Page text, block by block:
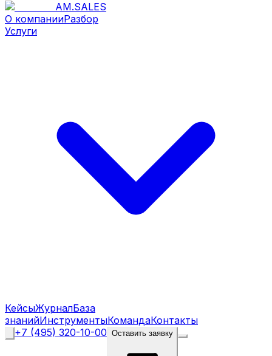
AM.SALES
О компанииРазбор
Услуги
КейсыЖурналБаза
знанийИнструментыКомандаКонтакты
+7 (495) 320-10-00 Оставить заявку